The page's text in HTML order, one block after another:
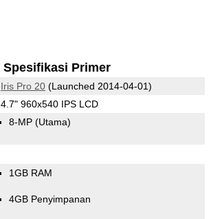
Spesifikasi Primer
Iris Pro 20(Launched 2014-04-01)
4.7" 960x540 IPS LCD
8-MP (Utama)
1GB RAM
4GB Penyimpanan